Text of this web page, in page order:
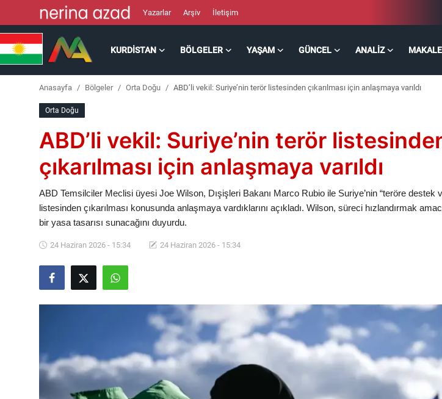
Yazarlar Arşiv İletişim
KURDISTAN BÖLGELER YAŞAM GÜNCEL ANALIZ
Makaleler
İletişim
Anasayfa Bölgeler Orta Doğu ABD’li vekil: Suriye’nin terör listesinden çıkarılması için anlaşmaya varıldı
Orta Doğu
ABD’li vekil: Suriye’nin terör
çıkarılması için anlaşmaya varıldı
ABD Temsilciler Meclisi üyesi Joe Wilson, Dışişleri Bakanı Marco Rubio ile Suriye’nin “teröre destek
listesinden çıkarılması konusunda anlaşmaya vardıklarını açıkladı. Wilson, süreci hızlandırmak
bir yasa tasarısı sunacağını duyurdu.
24 Haziran 2026 - 15:34 24 Haziran 2026 - 15:34